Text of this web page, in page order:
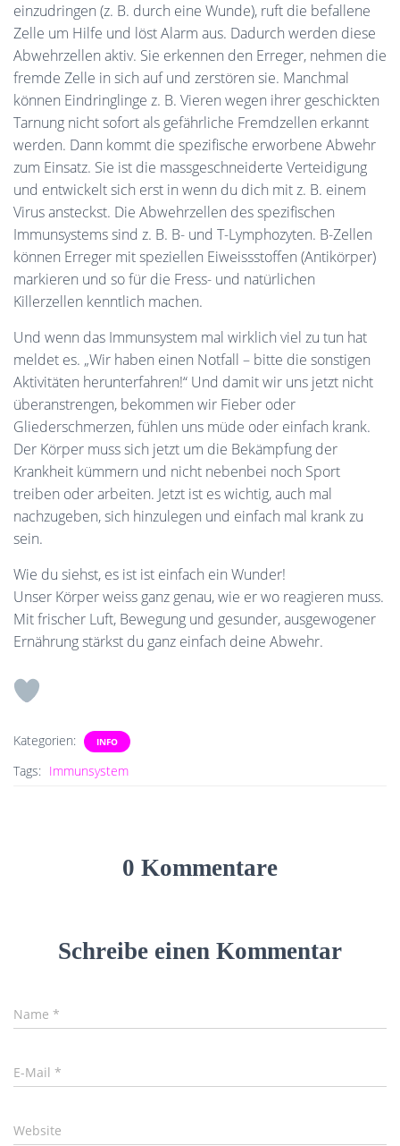
einzudringen (z. B. durch eine Wunde), ruft die befallene
Zelle um Hilfe und löst Alarm aus. Dadurch werden diese
Abwehrzellen aktiv. Sie erkennen den Erreger, nehmen die
fremde Zelle in sich auf und zerstören sie. Manchmal
können Eindringlinge z. B. Vieren wegen ihrer geschickten
Tarnung nicht sofort als gefährliche Fremdzellen erkannt
werden. Dann kommt die spezifische erworbene Abwehr
zum Einsatz. Sie ist die massgeschneiderte Verteidigung
und entwickelt sich erst in wenn du dich mit z. B. einem
Virus ansteckst. Die Abwehrzellen des spezifischen
Immunsystems sind z. B. B- und T-Lymphozyten. B-Zellen
können Erreger mit speziellen Eiweissstoffen (Antikörper)
markieren und so für die Fress- und natürlichen
Killerzellen kenntlich machen.
Und wenn das Immunsystem mal wirklich viel zu tun hat
meldet es. „Wir haben einen Notfall – bitte die sonstigen
Aktivitäten herunterfahren!“ Und damit wir uns jetzt nicht
überanstrengen, bekommen wir Fieber oder
Gliederschmerzen, fühlen uns müde oder einfach krank.
Der Körper muss sich jetzt um die Bekämpfung der
Krankheit kümmern und nicht nebenbei noch Sport
treiben oder arbeiten. Jetzt ist es wichtig, auch mal
nachzugeben, sich hinzulegen und einfach mal krank zu
sein.
Wie du siehst, es ist ist einfach ein Wunder!
Unser Körper weiss ganz genau, wie er wo reagieren muss.
Mit frischer Luft, Bewegung und gesunder, ausgewogener
Ernährung stärkst du ganz einfach deine Abwehr.
Kategorien: INFO
Tags: Immunsystem
0 Kommentare
Schreibe einen Kommentar
Name *
E-Mail *
Website